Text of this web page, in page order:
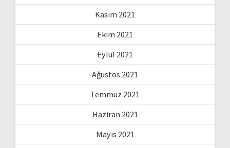
Kasım 2021
Ekim 2021
Eylül 2021
Ağustos 2021
Temmuz 2021
Haziran 2021
Mayıs 2021